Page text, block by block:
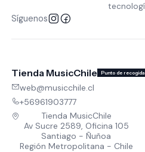
Síguenos
Tienda MusicChile Punto de recogida
web@musicchile.cl
+56961903777
Tienda MusicChile
Av Sucre 2589, Oficina 105
Santiago - Ñuñoa
Región Metropolitana - Chile